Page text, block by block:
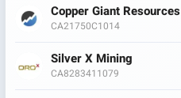
Copper Giant Resources
CA21750C1014
Silver X Mining
CA8283411079